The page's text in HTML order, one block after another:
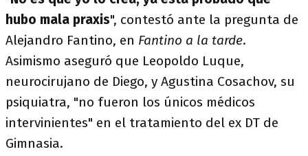
hubo mala praxis", contestó ante la pregunta de
Alejandro Fantino, en Fantino a la tarde.
Asimismo aseguró que Leopoldo Luque,
neurocirujano de Diego, y Agustina Cosachov, su
psiquiatra, "no fueron los únicos médicos
intervinientes" en el tratamiento del ex DT de
Gimnasia.